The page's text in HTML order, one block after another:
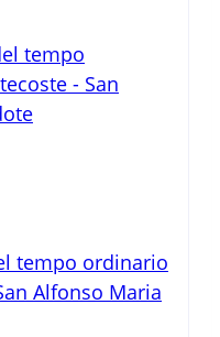
tempo
- San
tempo ordinario
Alfonso Maria